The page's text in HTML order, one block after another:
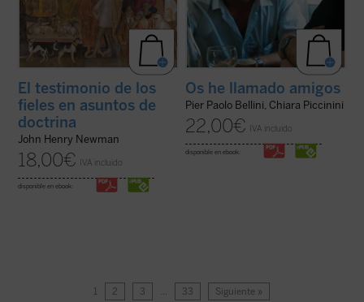
El testimonio de los
fieles en asuntos de
doctrina
John Henry Newman
18,00€ IVA incluido
disponible en ebook:
Os he llamado amigos
Pier Paolo Bellini, Chiara Piccinini
22,00€ IVA incluido
disponible en ebook:
1 2 3 … 33 Siguiente »